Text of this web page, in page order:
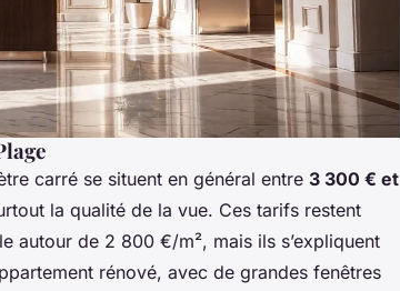
carré se situent en général entre 3 300 € et
la qualité de la vue. Ces tarifs restent
autour de 2 800 €/m², mais ils s’expliquent
rénové, avec de grandes fenêtres